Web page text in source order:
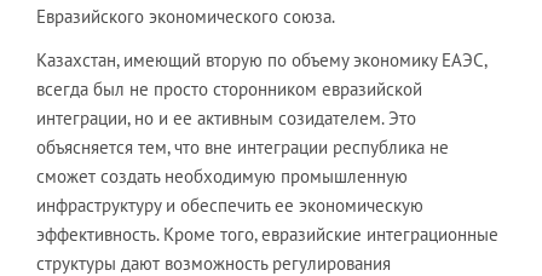
Евразийского экономического союза.
Казахстан, имеющий вторую по объему экономику ЕАЭС,
всегда был не просто сторонником евразийской
интеграции, но и ее активным созидателем. Это
объясняется тем, что вне интеграции республика не
сможет создать необходимую промышленную
инфраструктуру и обеспечить ее экономическую
эффективность. Кроме того, евразийские интеграционные
структуры дают возможность регулирования